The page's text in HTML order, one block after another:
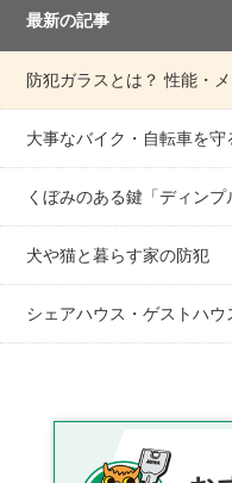
最新の記事
防犯ガラスとは？ 性能・
大事なバイク・自転車を
くぼみのある鍵「ディンプ
犬や猫と暮らす家の防犯
シェアハウス・ゲストハウ